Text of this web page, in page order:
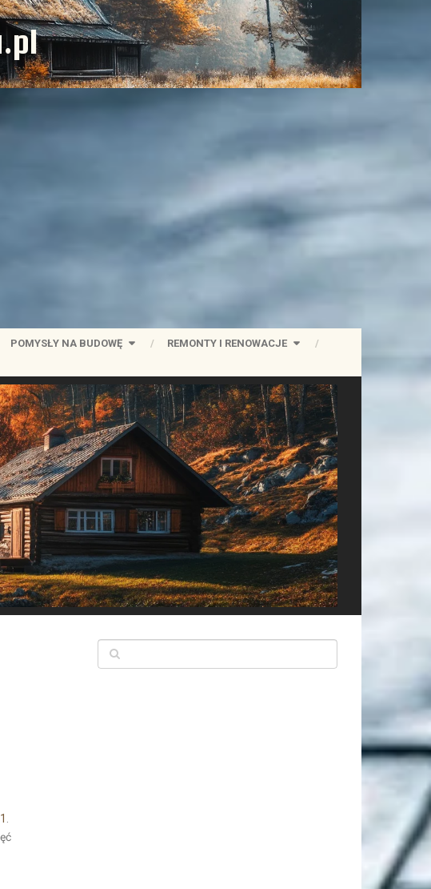
POMYSŁY NA BUDOWĘ
REMONTY I RENOWACJE
1